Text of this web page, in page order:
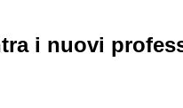
i nuovi